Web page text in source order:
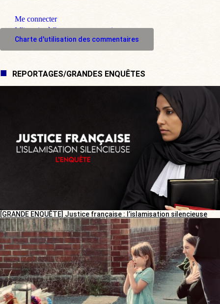
Me connecter
M'inscrire à l'espace commentaire
Charte d'utilisation des commentaires
REPORTAGES/GRANDES ENQUÊTES
[GRANDE ENQUÊTE] Justice française : l’islamisation silencieuse